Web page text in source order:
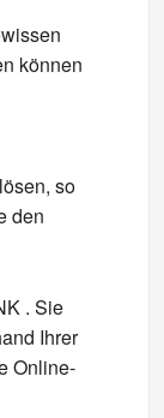
können
so
den
. Sie
Ihrer
Online-